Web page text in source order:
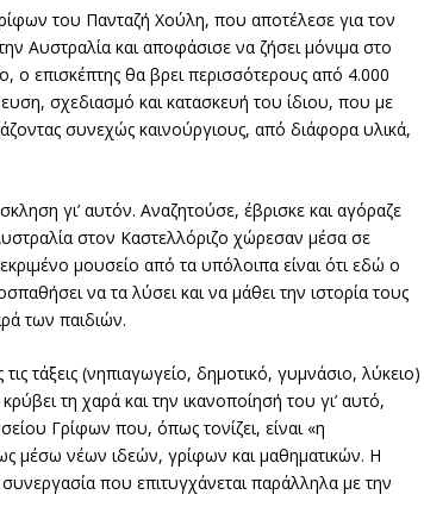
του Πανταζή Χούλη, που αποτέλεσε για τον
Αυστραλία και αποφάσισε να ζήσει μόνιμα στο
επισκέπτης θα βρει περισσότερους από 4.000
σχεδιασμό και κατασκευή του ίδιου, που με
συνεχώς καινούργιους, από διάφορα υλικά,
γι’ αυτόν. Αναζητούσε, έβρισκε και αγόραζε
στον Καστελλόριζο χώρεσαν μέσα σε
μουσείο από τα υπόλοιπα είναι ότι εδώ ο
να τα λύσει και να μάθει την ιστορία τους
των παιδιών.
τάξεις (νηπιαγωγείο, δημοτικό, γυμνάσιο, λύκειο)
τη χαρά και την ικανοποίησή του γι’ αυτό,
Γρίφων που, όπως τονίζει, είναι «η
μέσω νέων ιδεών, γρίφων και μαθηματικών. Η
που επιτυγχάνεται παράλληλα με την